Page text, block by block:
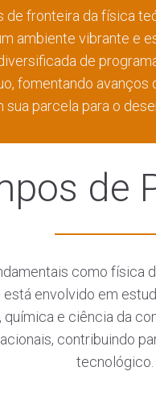
fronteira da física
ambiente vibrante e
de
fomentando
parcela para o
de
como física
envolvido em
e ciência da
contribuindo
tecnológico.